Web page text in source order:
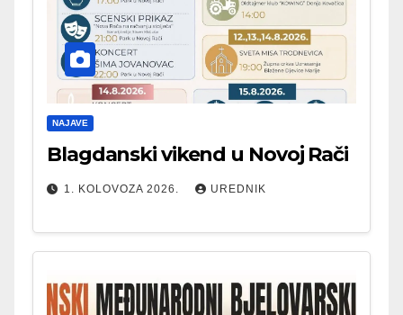
NAJAVE
Blagdanski vikend u Novoj Rači
1. KOLOVOZA 2026. UREDNIK